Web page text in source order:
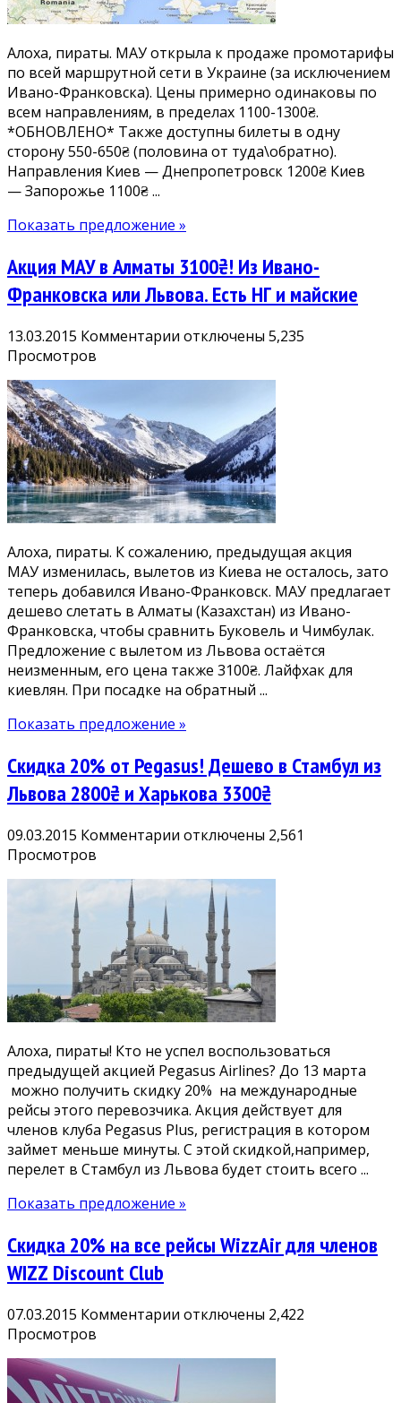
Алоха, пираты. МАУ открыла к продаже промотарифы
по всей маршрутной сети в Украине (за исключением
Ивано-Франковска). Цены примерно одинаковы по
всем направлениям, в пределах 1100-1300₴.
*ОБНОВЛЕНО* Также доступны билеты в одну
сторону 550-650₴ (половина от туда\обратно).
Направления Киев — Днепропетровск 1200₴ Киев
— Запорожье 1100₴ ...
Показать предложение »
Акция МАУ в Алматы 3100₴! Из Ивано-
Франковска или Львова. Есть НГ и майские
13.03.2015 Комментарии к
Алматы
3100₴!
Из
Ивано-
Франковска
Львова.
Есть
НГ
и
майские
отключены 5,235
Просмотров
Алоха, пираты. К сожалению, предыдущая акция
МАУ изменилась, вылетов из Киева не осталось, зато
теперь добавился Ивано-Франковск. МАУ предлагает
дешево слетать в Алматы (Казахстан) из Ивано-
Франковска, чтобы сравнить Буковель и Чимбулак.
Предложение с вылетом из Львова остаётся
неизменным, его цена также 3100₴. Лайфхак для
киевлян. При посадке на обратный ...
Показать предложение »
Скидка 20% от Pegasus! Дешево в Стамбул из
Львова 2800₴ и Харькова 3300₴
09.03.2015 Комментарии к
20%
Pegasus!
Дешево
в
Стамбул
из
2800₴
и
Харькова
3300₴
отключены 2,561
Просмотров
Алоха, пираты! Кто не успел воспользоваться
предыдущей акцией Pegasus Airlines? До 13 марта
можно получить скидку 20% на международные
рейсы этого перевозчика. Акция действует для
членов клуба Pegasus Plus, регистрация в котором
займет меньше минуты. С этой скидкой,например,
перелет в Стамбул из Львова будет стоить всего ...
Показать предложение »
Скидка 20% на все рейсы WizzAir для членов
WIZZ Discount Club
07.03.2015 Комментарии к
20%
на
отключены 2,422
Просмотров